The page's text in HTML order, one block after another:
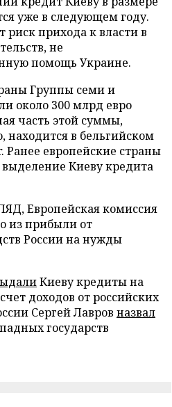
уже в следующем году.
риск прихода к власти в
не
помощь Украине.
Группы семи и
около 300 млрд евро
часть этой суммы,
находится в бельгийском
Ранее европейские страны
выделение Киеву кредита
Европейская комиссия
из прибыли от
России на нужды
Киеву кредиты на
доходов от российских
Сергей Лавров назвал
государств